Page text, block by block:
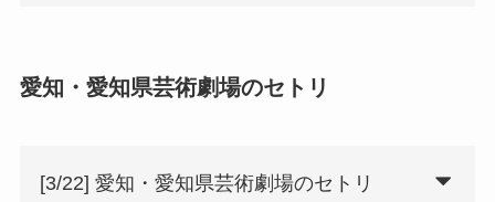
愛知・愛知県芸術劇場のセトリ
[3/22] 愛知・愛知県芸術劇場のセトリ